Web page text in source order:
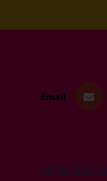
Email
בהפעלות